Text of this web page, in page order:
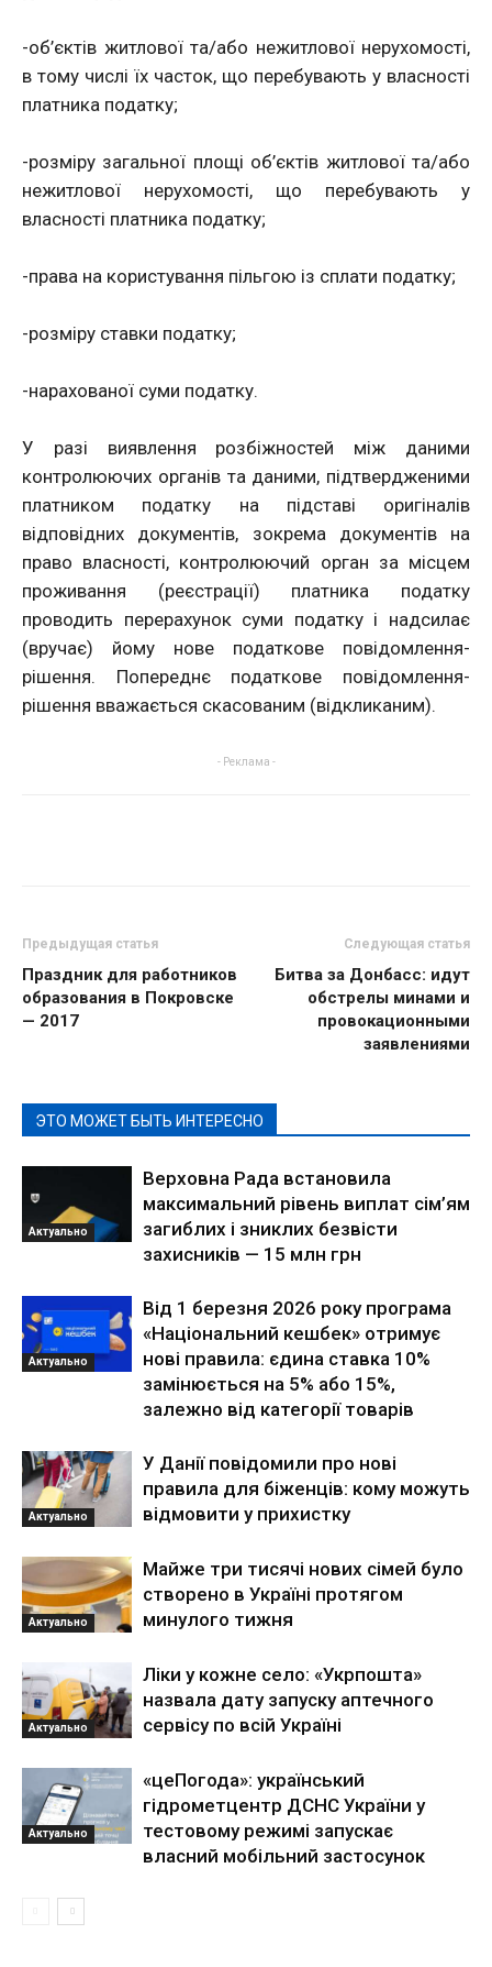
-об’єктів житлової та/або нежитлової нерухомості,
в тому числі їх часток, що перебувають у власності
платника податку;
-розміру загальної площі об’єктів житлової та/або
нежитлової нерухомості, що перебувають у
власності платника податку;
-права на користування пільгою із сплати податку;
-розміру ставки податку;
-нарахованої суми податку.
У разі виявлення розбіжностей між даними
контролюючих органів та даними, підтвердженими
платником податку на підставі оригіналів
відповідних документів, зокрема документів на
право власності, контролюючий орган за місцем
проживання (реєстрації) платника податку
проводить перерахунок суми податку і надсилає
(вручає) йому нове податкове повідомлення-
рішення. Попереднє податкове повідомлення-
рішення вважається скасованим (відкликаним).
- Реклама -
Предыдущая статья
Праздник для работников
образования в Покровске
— 2017
Следующая статья
Битва за Донбасс: идут
обстрелы минами и
провокационными
заявлениями
ЭТО МОЖЕТ БЫТЬ ИНТЕРЕСНО
Актуально
Верховна Рада встановила
максимальний рівень виплат сім’ям
загиблих і зниклих безвісти
захисників — 15 млн грн
Актуально
Від 1 березня 2026 року програма
«Національний кешбек» отримує
нові правила: єдина ставка 10%
замінюється на 5% або 15%,
залежно від категорії товарів
Актуально
У Данії повідомили про нові
правила для біженців: кому можуть
відмовити у прихистку
Актуально
Майже три тисячі нових сімей було
створено в Україні протягом
минулого тижня
Актуально
Ліки у кожне село: «Укрпошта»
назвала дату запуску аптечного
сервісу по всій Україні
Актуально
«цеПогода»: український
гідрометцентр ДСНС України у
тестовому режимі запускає
власний мобільний застосунок